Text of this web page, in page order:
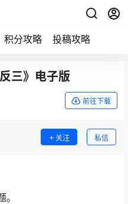
积分攻略 投稿攻略
三》电子版
前往下载
关注 私信